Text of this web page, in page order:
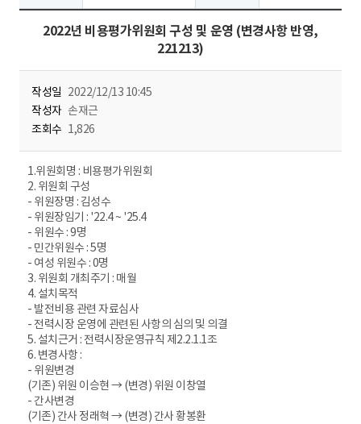
2022년 비용평가위원회 구성 및 운영 (변경사항 반영,
221213)
작성일 2022/12/13 10:45
작성자 손재근
조회수 1,826
1.위원회명 : 비용평가위원회
2. 위원회 구성
- 위원장명 : 김성수
- 위원장임기 : '22.4 ~ '25.4
- 위원수 : 9명
- 민간위원수 : 5명
- 여성 위원수 : 0명
3. 위원회 개최주기 : 매월
4. 설치목적
- 발전비용 관련 자료심사
- 전력시장 운영에 관련된 사항의 심의 및 의결
5. 설치근거 : 전력시장운영규칙 제2.2.1.1조
6. 변경사항 :
- 위원변경
(기존) 위원 이승현 → (변경) 위원 이창열
- 간사변경
(기존) 간사 정래혁 → (변경) 간사 황봉환